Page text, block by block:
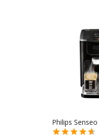
Philips